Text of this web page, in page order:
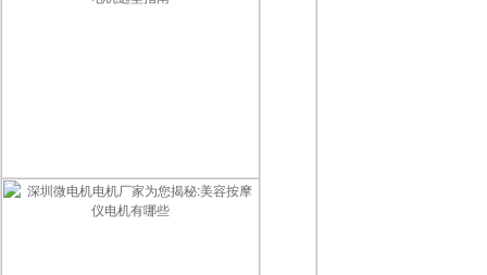
智能门锁用什么电机最好？2026智能锁电机选型指南